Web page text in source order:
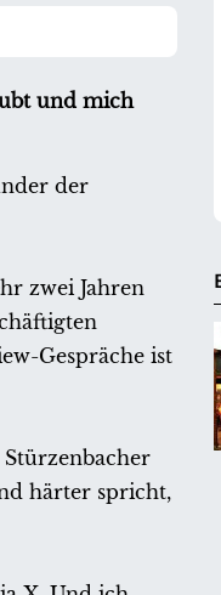
und mich
der
zwei Jahren
Gespräche ist
härter spricht,